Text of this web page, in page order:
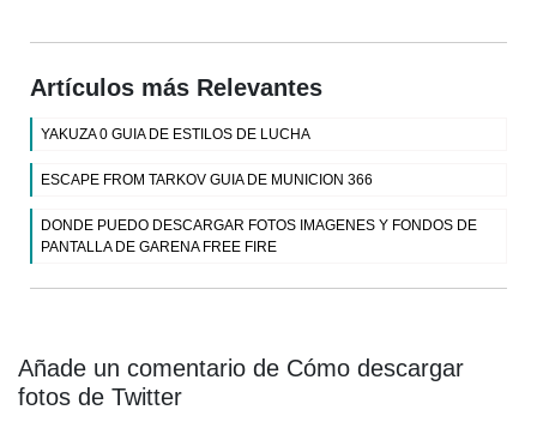
Artículos más Relevantes
YAKUZA 0 GUIA DE ESTILOS DE LUCHA
ESCAPE FROM TARKOV GUIA DE MUNICION 366
DONDE PUEDO DESCARGAR FOTOS IMAGENES Y FONDOS DE
PANTALLA DE GARENA FREE FIRE
Añade un comentario de Cómo descargar
fotos de Twitter